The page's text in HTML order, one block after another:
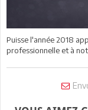
Puisse l'année 2018
professionnelle et à